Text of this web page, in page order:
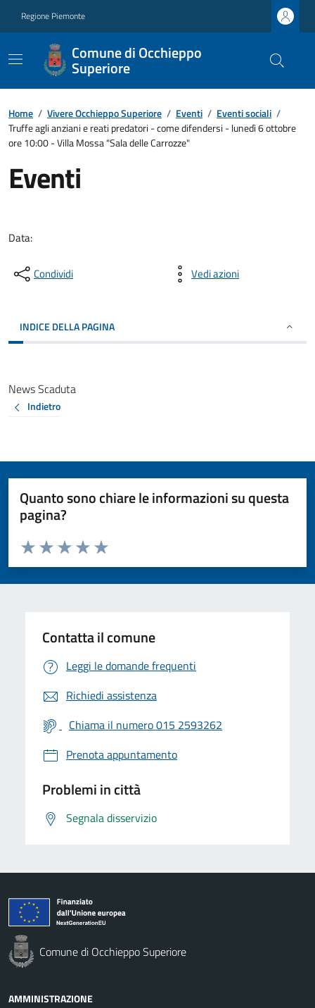
Regione Piemonte
Comune di Occhieppo
Superiore
Home / Vivere Occhieppo Superiore / Eventi / Eventi sociali /
Truffe agli anziani e reati predatori - come difendersi - lunedì 6 ottobre
ore 10:00 - Villa Mossa "Sala delle Carrozze"
Eventi
Data:
Condividi Vedi azioni
INDICE DELLA PAGINA
News Scaduta
Indietro
Quanto sono chiare le informazioni su questa
pagina?
Valuta da 1 a 5 stelle la pagina
Valuta 5 stelle su 5
Valuta 4 stelle su 5
Valuta 3 stelle su 5
Valuta 2 stelle su 5
Valuta 1 stelle su 5
Contatta il comune
Leggi le domande frequenti
Richiedi assistenza
Chiama il numero 015 2593262
Prenota appuntamento
Problemi in città
Segnala disservizio
Comune di Occhieppo Superiore
AMMINISTRAZIONE